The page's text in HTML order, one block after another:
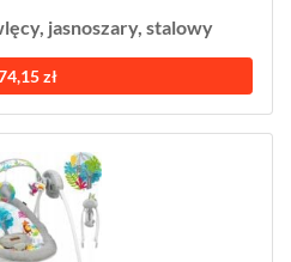
jasnoszary, stalowy
zł